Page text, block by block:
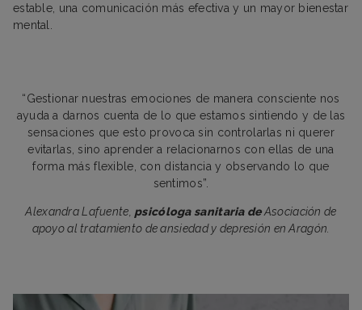
estable, una comunicación más efectiva y un mayor bienestar
mental.
“Gestionar nuestras emociones de manera consciente nos
ayuda a darnos cuenta de lo que estamos sintiendo y de las
sensaciones que esto provoca sin controlarlas ni querer
evitarlas, sino aprender a relacionarnos con ellas de una
forma más flexible, con distancia y observando lo que
sentimos”.
Alexandra Lafuente, psicóloga sanitaria deAsociación de
apoyo al tratamiento de ansiedad y depresión en Aragón.